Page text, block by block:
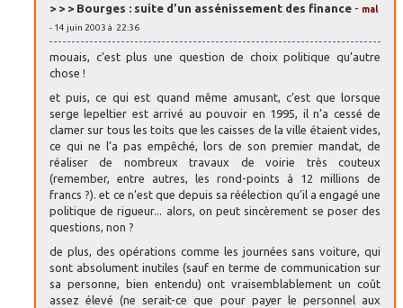
> > > Bourges : suite d’un assénissement des finance - mal
- 14 juin 2003 à 22:36
mouais, c’est plus une question de choix politique qu’autre
chose !
et puis, ce qui est quand même amusant, c’est que lorsque
serge lepeltier est arrivé au pouvoir en 1995, il n’a cessé de
clamer sur tous les toits que les caisses de la ville étaient vides,
ce qui ne l’a pas empêché, lors de son premier mandat, de
réaliser de nombreux travaux de voirie très couteux
(remember, entre autres, les rond-points à 12 millions de
francs ?). et ce n’est que depuis sa réélection qu’il a engagé une
politique de rigueur... alors, on peut sincèrement se poser des
questions, non ?
de plus, des opérations comme les journées sans voiture, qui
sont absolument inutiles (sauf en terme de communication sur
sa personne, bien entendu) ont vraisemblablement un coût
assez élevé (ne serait-ce que pour payer le personnel aux